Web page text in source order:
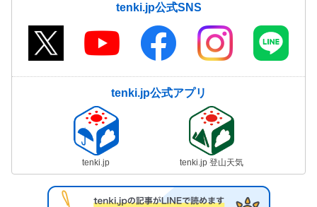
tenki.jp公式SNS
tenki.jp公式アプリ
tenki.jp tenki.jp 登山天気